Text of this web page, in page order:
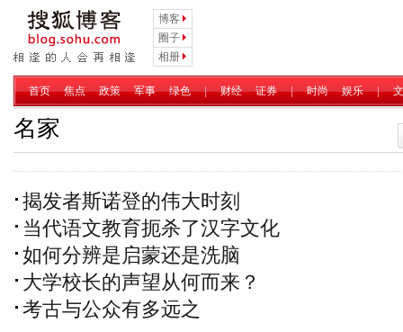
博客
圈子
相册
首页 焦点 政策 军事 绿色 | 财经 证券 | 时尚 娱乐 |
名家
揭发者斯诺登的伟大时刻
当代语文教育扼杀了汉字文化
如何分辨是启蒙还是洗脑
大学校长的声望从何而来？
考古与公众有多远之